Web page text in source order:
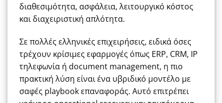
διαθεσιμότητα, ασφάλεια, λειτουργικό κόστος
και διαχειριστική απλότητα.
Σε πολλές ελληνικές επιχειρήσεις, ειδικά όσες
τρέχουν κρίσιμες εφαρμογές όπως ERP, CRM, IP
τηλεφωνία ή document management, η πιο
πρακτική λύση είναι ένα υβριδικό μοντέλο με
σαφές playbook επαναφοράς. Αυτό επιτρέπει